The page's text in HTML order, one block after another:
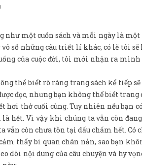
như một cuốn sách và mỗi ngày là
số những câu triết lí khác, có lẽ tôi sẽ
của cuộc đời, tôi mới nhận ra
thể biết rõ ràng trang sách kế tiếp
đọc, nhưng bạn không thể biết trang
hơi thở cuối cùng. Tuy nhiên nếu bạn
hết. Vì vậy khi chúng ta vẫn còn
còn chưa tồn tại dấu chấm hết. Có
thấy bi quan chán nản, sao bạn
dõi nội dung của câu chuyện và hy